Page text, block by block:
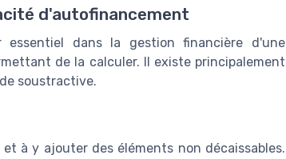
d'autofinancement
dans la gestion financière d'une
de la calculer. Il existe principalement
soustractive.
à y ajouter des éléments non décaissables.